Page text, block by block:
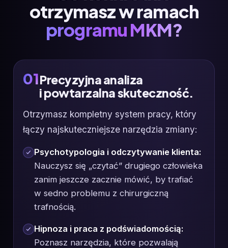
otrzymasz w ramach
programu MKM?
01Precyzyjna analiza
i powtarzalna skuteczność.
Otrzymasz kompletny system pracy, który
łączy najskuteczniejsze narzędzia zmiany:
Psychotypologia i odczytywanie klienta:
Nauczysz się „czytać” drugiego człowieka
zanim jeszcze zacznie mówić, by trafiać
w sedno problemu z chirurgiczną
trafnością.
Hipnoza i praca z podświadomością:
Poznasz narzędzia, które pozwalają